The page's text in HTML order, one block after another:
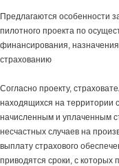
Предлагаются особенности
пилотного проекта по
финансирования,
страхованию
Согласно проекту,
находящихся на территории
начисленным и уплаченным
несчастных случаев на
выплату страхового
приводятся сроки, с